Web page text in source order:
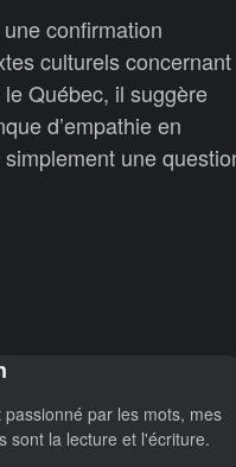
confirmation
culturels concernant
Québec, il suggère
d’empathie en
une
par les mots, mes
sont la lecture et l'écriture.